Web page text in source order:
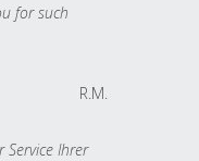
for such
R.M.
Service Ihrer